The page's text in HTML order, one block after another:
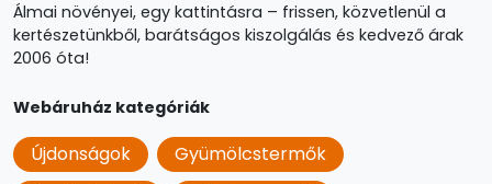
Álmai növényei, egy kattintásra – frissen, közvetlenül a
kertészetünkből, barátságos kiszolgálás és kedvező árak
2006 óta!
Webáruház kategóriák
Újdonságok
Gyümölcstermők